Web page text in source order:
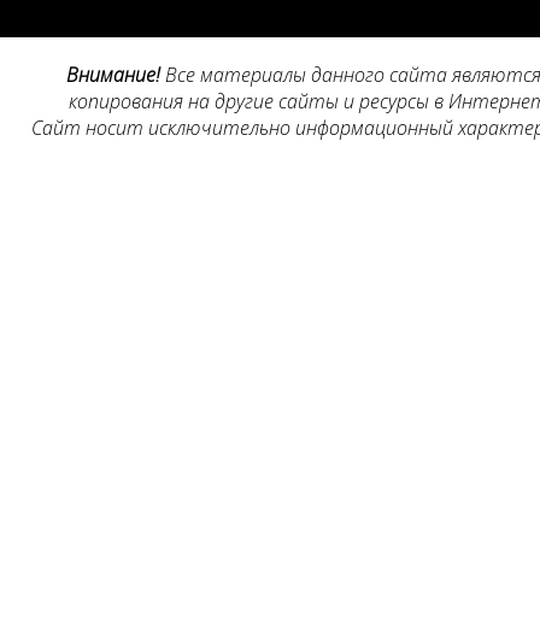
Внимание!Все материалы данного сайта
копирования на другие сайты и ресурсы в
Сайт носит исключительно информационный